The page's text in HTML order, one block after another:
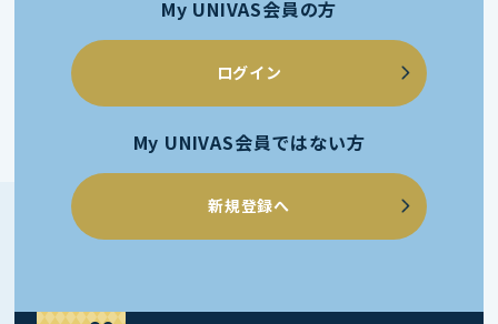
My UNIVAS会員の方
ログイン
My UNIVAS会員ではない方
新規登録へ